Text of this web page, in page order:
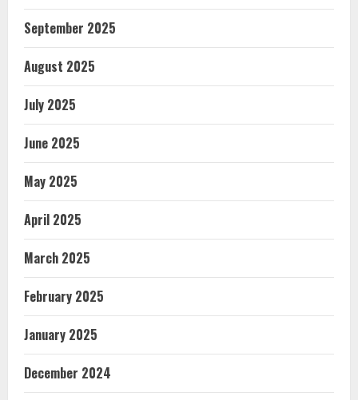
September 2025
August 2025
July 2025
June 2025
May 2025
April 2025
March 2025
February 2025
January 2025
December 2024